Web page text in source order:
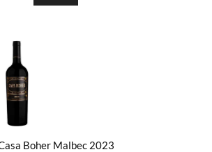
Boher Malbec 2023